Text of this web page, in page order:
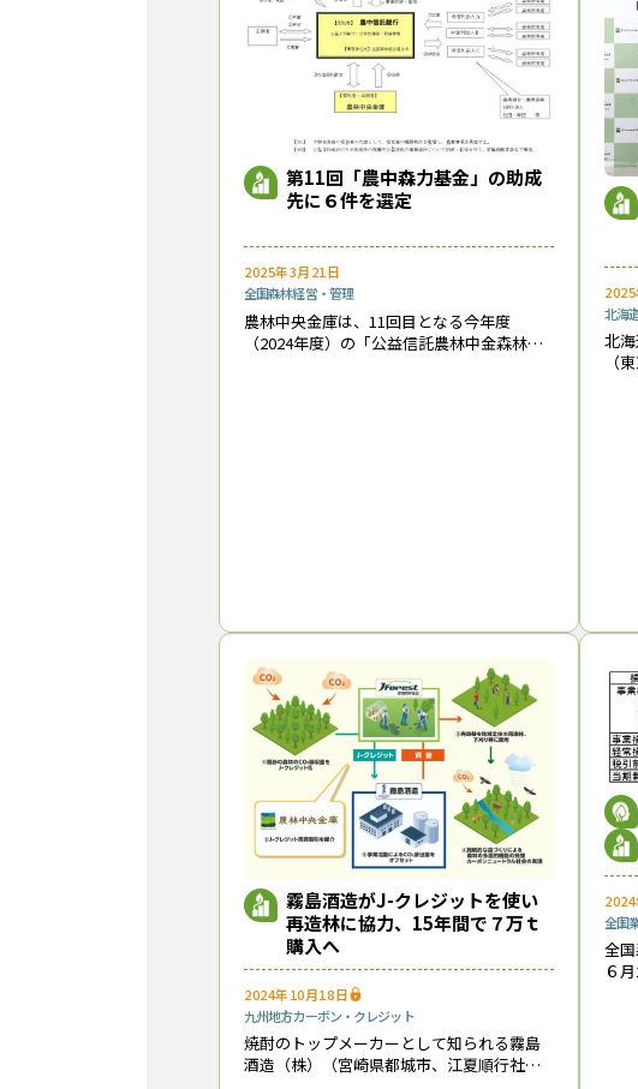
第11回「農中森力基金」の助成
先に６件を選定
2025年3月21日
全国森林経営・管理
農林中央金庫は、11回目となる今年度
（2024年度）の「公益信託農林中金森林再
北海
北海
（
霧島酒造がJ-クレジットを使い
再造林に協力、15年間で７万ｔ
購入へ
2024年10月18日
九州地方カーボン・クレジット
焼酎のトップメーカーとして知られる霧島
酒造（株）（宮崎県都城市、江夏順行社
全国
全
６